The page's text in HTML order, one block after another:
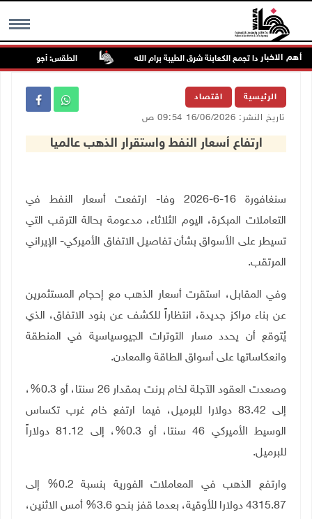
MENU أهم الاخبار
مجددا تجمع الكعابنة شرق الطيبة برام الله الطقس: أجواء صافية
الرئيسية اقتصاد
تاريخ النشر: 16/06/2026 09:54 ص
ارتفاع أسعار النفط واستقرار الذهب عالميا
سنغافورة 16-6-2026 وفا- ارتفعت أسعار النفط في
التعاملات المبكرة، اليوم الثلاثاء، مدعومة بحالة الترقب التي
تسيطر على الأسواق بشأن تفاصيل الاتفاق الأميركي- الإيراني
المرتقب.
وفي المقابل، استقرت أسعار الذهب مع إحجام المستثمرين
عن بناء مراكز جديدة، انتظاراً للكشف عن بنود الاتفاق، الذي
يُتوقع أن يحدد مسار التوترات الجيوسياسية في المنطقة
وانعكاساتها على أسواق الطاقة والمعادن.
وصعدت العقود الآجلة لخام برنت بمقدار 26 سنتا، أو 0.3%،
إلى 83.42 دولارا للبرميل، فيما ارتفع خام غرب تكساس
الوسيط الأميركي 46 سنتا، أو 0.3%، إلى 81.12 دولاراً
للبرميل.
وارتفع الذهب في المعاملات الفورية بنسبة 0.2% إلى
4315.87 دولارا للأوقية، بعدما قفز بنحو 3.6% أمس الاثنين،